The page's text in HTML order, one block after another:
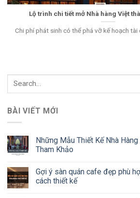
Lộ trình chi tiết mở Nhà hàng Việt
Chi phí phát sinh có thể phá vỡ kế hoạch tài
BÀI VIẾT MỚI
Những Mẫu Thiết Kế Nhà
Tham Khảo
Gợi ý sàn quán cafe đẹp phù
cách thiết kế